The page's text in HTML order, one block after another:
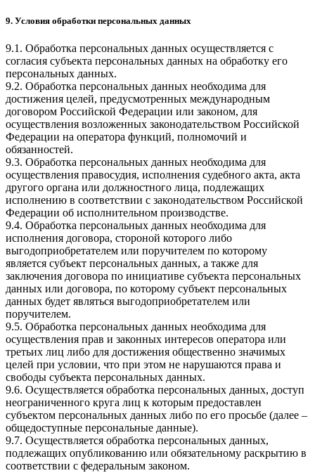
9. Условия обработки персональных данных
9.1. Обработка персональных данных осуществляется с
согласия субъекта персональных данных на обработку его
персональных данных.
9.2. Обработка персональных данных необходима для
достижения целей, предусмотренных международным
договором Российской Федерации или законом, для
осуществления возложенных законодательством Российской
Федерации на оператора функций, полномочий и
обязанностей.
9.3. Обработка персональных данных необходима для
осуществления правосудия, исполнения судебного акта, акта
другого органа или должностного лица, подлежащих
исполнению в соответствии с законодательством Российской
Федерации об исполнительном производстве.
9.4. Обработка персональных данных необходима для
исполнения договора, стороной которого либо
выгодоприобретателем или поручителем по которому
является субъект персональных данных, а также для
заключения договора по инициативе субъекта персональных
данных или договора, по которому субъект персональных
данных будет являться выгодоприобретателем или
поручителем.
9.5. Обработка персональных данных необходима для
осуществления прав и законных интересов оператора или
третьих лиц либо для достижения общественно значимых
целей при условии, что при этом не нарушаются права и
свободы субъекта персональных данных.
9.6. Осуществляется обработка персональных данных, доступ
неограниченного круга лиц к которым предоставлен
субъектом персональных данных либо по его просьбе (далее –
общедоступные персональные данные).
9.7. Осуществляется обработка персональных данных,
подлежащих опубликованию или обязательному раскрытию в
соответствии с федеральным законом.